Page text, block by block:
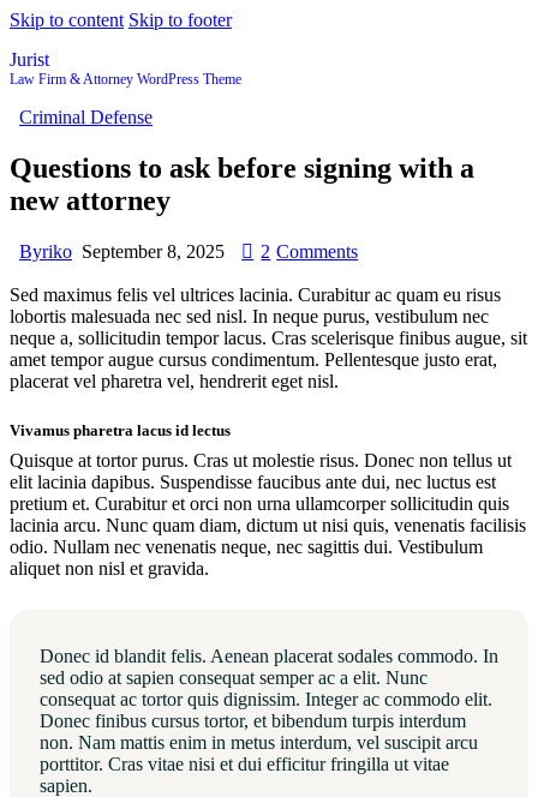
Skip to content Skip to footer
Jurist
Law Firm & Attorney WordPress Theme
Criminal Defense
Questions to ask before signing with a
new attorney
Byriko September 8, 2025 2 Comments
Sed maximus felis vel ultrices lacinia. Curabitur ac quam eu risus
lobortis malesuada nec sed nisl. In neque purus, vestibulum nec
neque a, sollicitudin tempor lacus. Cras scelerisque finibus augue, sit
amet tempor augue cursus condimentum. Pellentesque justo erat,
placerat vel pharetra vel, hendrerit eget nisl.
Vivamus pharetra lacus id lectus
Quisque at tortor purus. Cras ut molestie risus. Donec non tellus ut
elit lacinia dapibus. Suspendisse faucibus ante dui, nec luctus est
pretium et. Curabitur et orci non urna ullamcorper sollicitudin quis
lacinia arcu. Nunc quam diam, dictum ut nisi quis, venenatis facilisis
odio. Nullam nec venenatis neque, nec sagittis dui. Vestibulum
aliquet non nisl et gravida.
Donec id blandit felis. Aenean placerat sodales commodo. In
sed odio at sapien consequat semper ac a elit. Nunc
consequat ac tortor quis dignissim. Integer ac commodo elit.
Donec finibus cursus tortor, et bibendum turpis interdum
non. Nam mattis enim in metus interdum, vel suscipit arcu
porttitor. Cras vitae nisi et dui efficitur fringilla ut vitae
sapien.